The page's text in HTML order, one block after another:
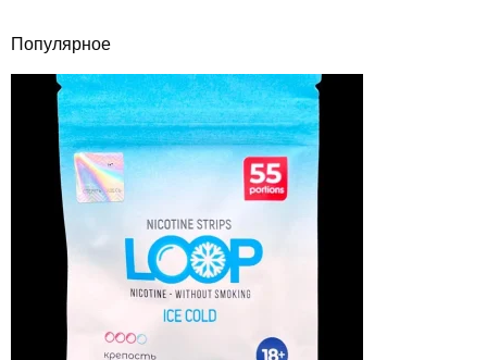
Популярное